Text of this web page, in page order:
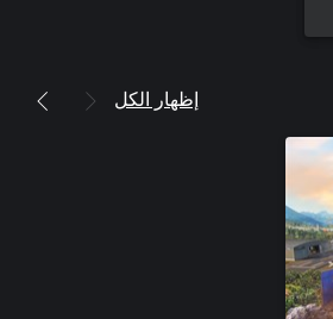
إظهار الكل